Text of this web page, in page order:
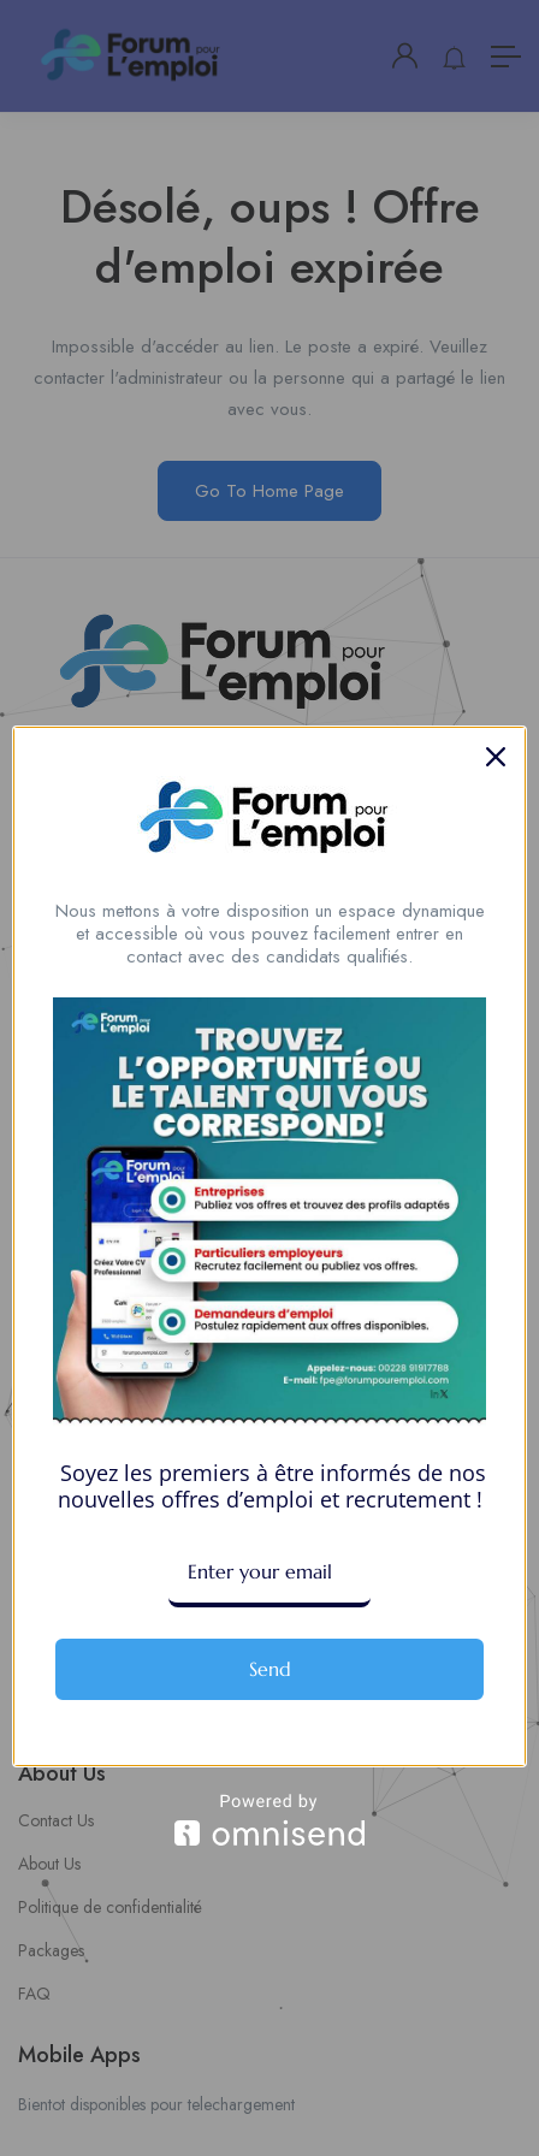
Désolé, oups ! Offre
d'emploi expirée
Impossible d'accéder au lien. Le poste a expiré. Veuillez
contacter l'administrateur ou la personne qui a partagé le lien
avec vous.
Go To Home Page
00228 91917788
la solution idéale pour tous ceux qui cherchent à se connecter au
opportunité professionnelle ou que vous souhaitiez recruter les meilleurs
Lome, Togo
fpe@forumpouremploi.com / 0022891917788
Espaces Candidats
Parcourir les Candidats
Tableau de Bord
Alertes d’Emploi
Mes Favoris
Postuler en ligne : 5 erreurs courantes à éviter pour maximiser vos
chances
8 Décisions Importantes Pour Ne Pas Vivre Avec Des Regrets
Espace Employeurs
About Us
Contact Us
About Us
Politique de confidentialité
Packages
FAQ
Mobile Apps
Bientot disponibles pour telechargement
Nous mettons à votre disposition un espace dynamique
et accessible où vous pouvez facilement entrer en
contact avec des candidats qualifiés.
Soyez les premiers à être informés de nos
nouvelles offres d’emploi et recrutement !
Send